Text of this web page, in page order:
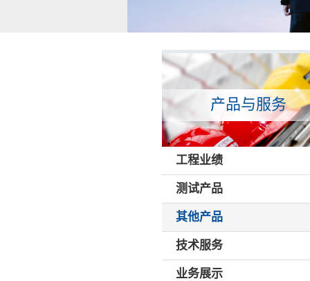
产品与服务
工程业绩
测试产品
其他产品
技术服务
业务展示